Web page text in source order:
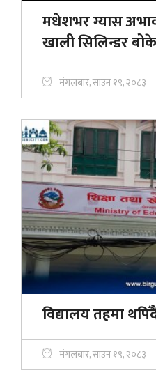
मधेशभर ग्यास
खाली सिलिन्डर
मंगलबार, साउन १९, २०८३
विद्यालय तहमा
मंगलबार, साउन १९, २०८३